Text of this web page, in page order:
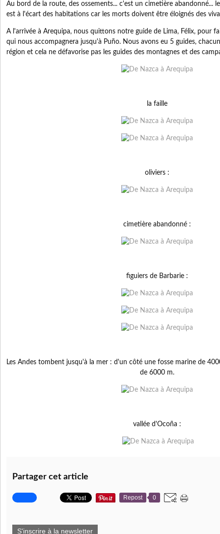
Au bord de la route, des ossements... c'est un cimetière abandonné...
est à l'écart des habitations car les morts doivent être éloignés des
A l'arrivée à Arequipa, nous quittons notre guide de Lima, Félix, pour
qui nous accompagnera jusqu'à Puño. Nous avons eu 5 guides,
région et cela ne défavorise pas les guides des montagnes et des
la faille
oliviers :
cimetière abandonné :
figuiers de Barbarie :
Les Andes tombent jusqu'à la mer : d'un côté une fosse marine de
de 6000 m.
vallée d'Ocoña :
Partager cet article
Repost 0
S'inscrire à la newsletter